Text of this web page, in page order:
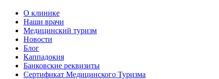
О клинике
Наши врачи
Медицинский туризм
Новости
Блог
Каппадокия
Банковские реквизиты
Сертификат Медицинского Туризма